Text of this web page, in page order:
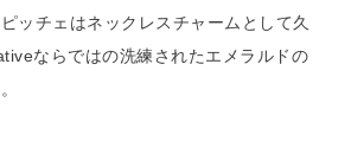
ッチェはネックレスチャームとして久
ならではの洗練されたエメラルドの